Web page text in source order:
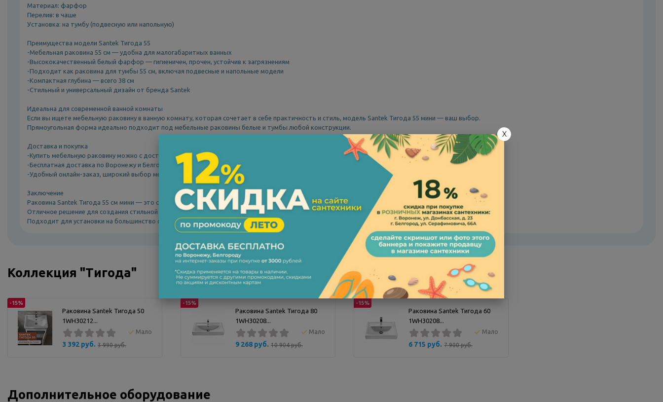
Материал: фарфор
Перелив: в чаше
Установка: на тумбу (подвесную или напольную)
Преимущества модели Santek Тигода 55
-Мебельная раковина 55 см — удобна для малогабаритных ванных
-Высококачественный белый фарфор — гигиеничен, прочен, устойчив к загрязнениям
-Подходит как раковина для тумбы 55 см, включая подвесные и напольные модели
-Компактная глубина — всего 38 см
-Стильный и универсальный дизайн от бренда Santek
Идеальна для современной ванной комнаты
Если вы ищете мебельную раковину в ванную комнату, которая сочетает в себе практичность и стиль, модель Santek Тигода 55 мини — ваш выбор.
Прямоугольная форма идеально подходит под мебельные раковины белые и тумбы любой конструкции.
Доставка и покупка
-Купить мебельную раковину можно с доставкой в Москву, Санкт-Петербург и любые другие города России
-Бесплатная доставка по Воронежу и Белгороду при заказе от 4000 ₽
-Удобный онлайн-заказ, широкий выбор мебели и раковин
Заключение
Раковина Santek Тигода 55 см мини — это сочетание компактности, надежности и эстетики.
Отличное решение для создания стильной и функциональной ванной, особенно в ограниченном пространстве.
Подходит для установки на большинство стандартных тумб, проста в уходе и прослужит долгие годы
Коллекция "Тигода"
-15%
Раковина Santek Тигода 50
1WH30212...
Мало
3 392 руб. 3 990 руб.
-15%
Раковина Santek Тигода 80
1WH30208...
Мало
9 268 руб. 10 904 руб.
-15%
Раковина Santek Тигода 60
1WH30208...
Мало
6 715 руб. 7 900 руб.
Дополнительное оборудование
X